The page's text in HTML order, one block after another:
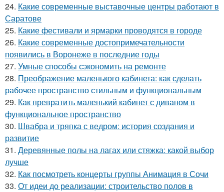
24. Какие современные выставочные центры работают в
Саратове
25. Какие фестивали и ярмарки проводятся в городе
26. Какие современные достопримечательности
появились в Воронеже в последние годы
27. Умные способы сэкономить на ремонте
28. Преображение маленького кабинета: как сделать
рабочее пространство стильным и функциональным
29. Как превратить маленький кабинет с диваном в
функциональное пространство
30. Швабра и тряпка с ведром: история создания и
развитие
31. Деревянные полы на лагах или стяжка: какой выбор
лучше
32. Как посмотреть концерты группы Анимация в Сочи
33. От идеи до реализации: строительство полов в